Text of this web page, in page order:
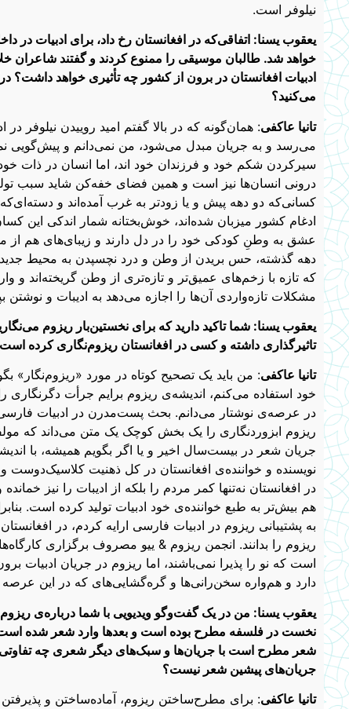
نیلوفر است.
یعقوب یسنا: اتفاقی‌که در افغانستان رخ داد، برای ادبیات
خواهد شد. طالبان موسیقی را ممنوع کردند و گفتند شاعران
ادبیات افغانستان در برون از کشور چه تأثیری خواهد داشت؟
می‌کنید؟
تانیا عاکفی: همان‌گونه که در بالا گفتم امید روییدن نیلوفر
می‌رسد و به جریان مبدل می‌شود، من نمی‌دانم و پیش‌گویی
سیرکردن شکم خود و فرزندان خود اند، اما انسان در ذات
درونی انسان‌ها نیز است و همین فضای خفه‌کن شاید سبب تولید
کسانی‌که دو دهه پیش و یا ز‌ودتر به غرب آمده‌اند و
ادغام کشور میزبان شده‌اند، خوش‌بختانه شمار اندکی این
عشق به وطنِ کودکی خود را در دل دارند و زیبای‌های هم از
دهه گذشته، حس بریدن از وطن و درد نچسپدن به محیط جدید
که تازه با زخم‌های عمیق‌تر و تازه‌تری از وطن گریخته‌اند و
مشکلات تازه‌واردی آن‌ها را اجازه می‌دهد به ادیبات و نوشتن
یعقوب یسنا: شما تاکید دارید که برای نخستین‌بار ریزوم
تاثیرگذاری داشته و کسی در افغانستان ریزوم‌نگاری کرده
تانیا عاکفی: من باید یک تصحیح کوتاه در مورد «ریزوم‌نگار»
خود استفاده می‌کنم، اندیشه‌ی ریزوم برایم جرأت دگرنگاری
در عرصه‌ی نوشتار می‌دانم. بحث پست‌مدرن در ادبیات فارسی
ریزوم ابزوردنگاری را یک بخش کوچک یک متن می‌داند که
جریان شعر در بیست‌سال اخیر و یا اگر بگویم همیشه، با
نویسنده و خواننده‌ی افغانستان در کل ذهنیت کلاسیک‌دوست
در افغانستان نه‌تنها کمر مردم را بلکه از ادیبات را نیز
هم بیش‌تر به طبع خواننده‌ی خود ادبیات تولید کرده است.
به پشتیبانی ریزوم در ادبیات فارسی ارایه کردم، در
ریزوم را بدانند. انجمن ریزوم & ییو مصروف برگزاری
است که نو را پذیرا نمی‌باشند، اما ریزوم در جریان ادبیات
دارد و هم‌واره سخن‌رانی‌ها و گره‌گشایی‌های که در این
یعقوب یسنا: من در یک گفت‌وگو ویدیویی با شما درباره‌ی
نخست در فلسفه مطرح بوده است و بعدها وارد شعر شده
شعر مطرح است با جریان‌ها و سبک‌های دیگر شعری چه
جریان‌های پیشین شعر نیست؟
تانیا عاکفی: برای مطرح‌ساختن ریزوم، آماده‌ساختن و